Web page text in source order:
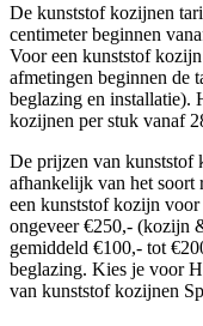
De kunststof kozijnen
centimeter beginnen
Voor een kunststof
afmetingen beginnen de
beglazing en installatie).
kozijnen per stuk vanaf
De prijzen van kunststof
afhankelijk van het soort
een kunststof kozijn
ongeveer €250,- (kozijn
gemiddeld €100,- tot
beglazing. Kies je voor
van kunststof kozijnen